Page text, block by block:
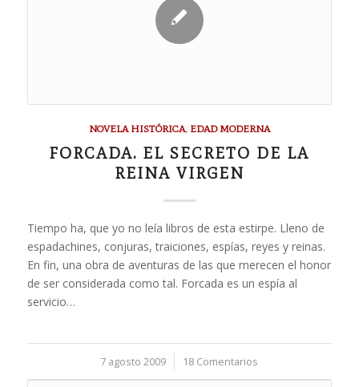
NOVELA HISTÓRICA, EDAD MODERNA
FORCADA. EL SECRETO DE LA
REINA VIRGEN
Tiempo ha, que yo no leía libros de esta estirpe. Lleno de
espadachines, conjuras, traiciones, espías, reyes y reinas.
En fin, una obra de aventuras de las que merecen el honor
de ser considerada como tal. Forcada es un espía al
servicio…
7 agosto 2009
/ 18 Comentarios